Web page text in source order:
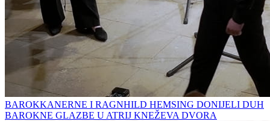
BAROKKANERNE I RAGNHILD HEMSING DONIJELI DUH
BAROKNE GLAZBE U ATRIJ KNEŽEVA DVORA